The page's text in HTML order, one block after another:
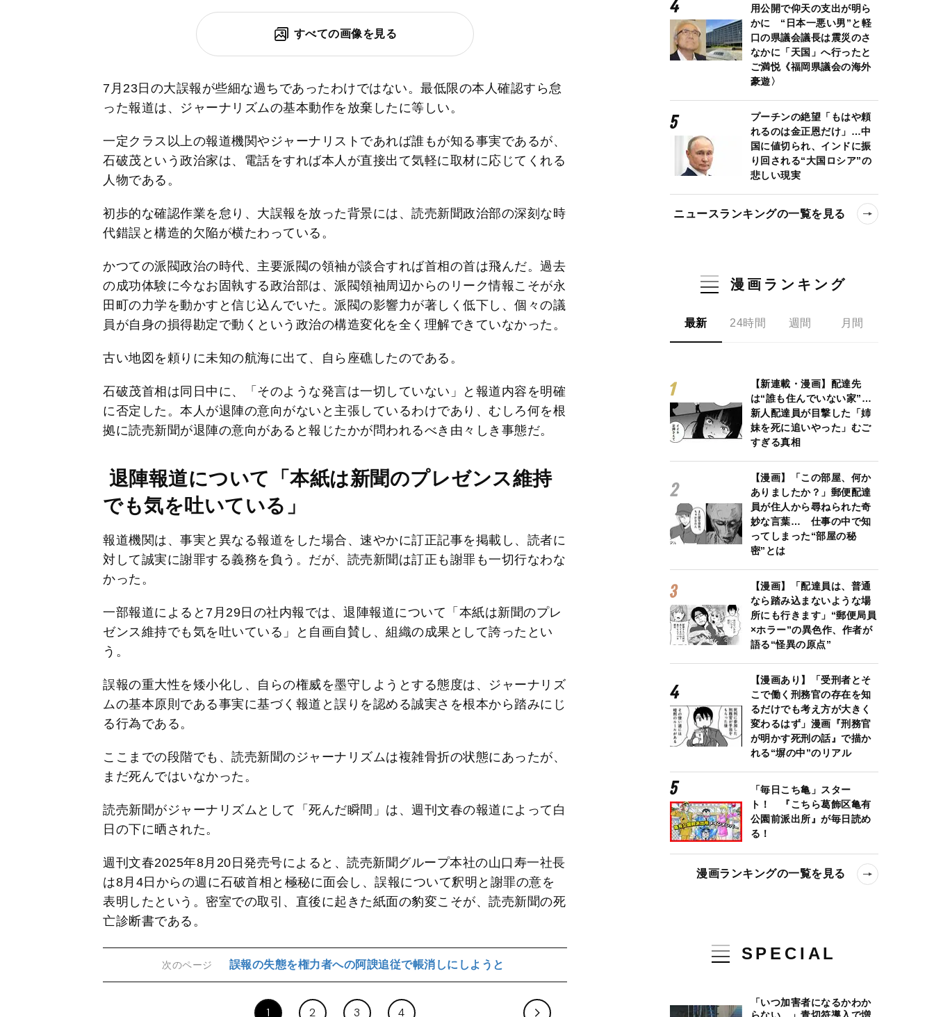
すべての画像を見る
7月23日の大誤報が些細な過ちであったわけではない。最低限の本人確認すら怠
った報道は、ジャーナリズムの基本動作を放棄したに等しい。
一定クラス以上の報道機関やジャーナリストであれば誰もが知る事実であるが、
石破茂という政治家は、電話をすれば本人が直接出て気軽に取材に応じてくれる
人物である。
初歩的な確認作業を怠り、大誤報を放った背景には、読売新聞政治部の深刻な時
代錯誤と構造的欠陥が横たわっている。
かつての派閥政治の時代、主要派閥の領袖が談合すれば首相の首は飛んだ。過去
の成功体験に今なお固執する政治部は、派閥領袖周辺からのリーク情報こそが永
田町の力学を動かすと信じ込んでいた。派閥の影響力が著しく低下し、個々の議
員が自身の損得勘定で動くという政治の構造変化を全く理解できていなかった。
古い地図を頼りに未知の航海に出て、自ら座礁したのである。
石破茂首相は同日中に、「そのような発言は一切していない」と報道内容を明確
に否定した。本人が退陣の意向がないと主張しているわけであり、むしろ何を根
拠に読売新聞が退陣の意向があると報じたかが問われるべき由々しき事態だ。
退陣報道について「本紙は新聞のプレゼンス維持
でも気を吐いている」
報道機関は、事実と異なる報道をした場合、速やかに訂正記事を掲載し、読者に
対して誠実に謝罪する義務を負う。だが、読売新聞は訂正も謝罪も一切行なわな
かった。
一部報道によると7月29日の社内報では、退陣報道について「本紙は新聞のプレ
ゼンス維持でも気を吐いている」と自画自賛し、組織の成果として誇ったとい
う。
誤報の重大性を矮小化し、自らの権威を墨守しようとする態度は、ジャーナリズ
ムの基本原則である事実に基づく報道と誤りを認める誠実さを根本から踏みにじ
る行為である。
ここまでの段階でも、読売新聞のジャーナリズムは複雑骨折の状態にあったが、
まだ死んではいなかった。
読売新聞がジャーナリズムとして「死んだ瞬間」は、週刊文春の報道によって白
日の下に晒された。
週刊文春2025年8月20日発売号によると、読売新聞グループ本社の山口寿一社長
は8月4日からの週に石破首相と極秘に面会し、誤報について釈明と謝罪の意を
表明したという。密室での取引、直後に起きた紙面の豹変こそが、読売新聞の死
亡診断書である。
次のページ 誤報の失態を権力者への阿諛追従で帳消しにしようと
1 2 3 4
用公開で仰天の支出が明ら
かに “日本一悪い男”と軽
口の県議会議長は震災のさ
なかに「天国」へ行ったと
ご満悦《福岡県議会の海外
豪遊〉
プーチンの絶望「もはや頼
れるのは金正恩だけ」…中
国に値切られ、インドに振
り回される“大国ロシア”の
悲しい現実
ニュースランキングの一覧を見る
漫画ランキング
最新 24時間 週間 月間
【新連載・漫画】配達先
は“誰も住んでいない家”…
新人配達員が目撃した「姉
妹を死に追いやった」むご
すぎる真相
【漫画】「この部屋、何か
ありましたか？」郵便配達
員が住人から尋ねられた奇
妙な言葉… 仕事の中で知
ってしまった“部屋の秘
密”とは
【漫画】「配達員は、普通
なら踏み込まないような場
所にも行きます」“郵便局員
×ホラー”の異色作、作者が
語る“怪異の原点”
【漫画あり】「受刑者とそ
こで働く刑務官の存在を知
るだけでも考え方が大きく
変わるはず」漫画『刑務官
が明かす死刑の話』で描か
れる“塀の中”のリアル
「毎日こち亀」スター
ト！ 『こちら葛飾区亀有
公園前派出所』が毎日読め
る！
漫画ランキングの一覧を見る
SPECIAL
「いつ加害者になるかわか
らない…」青切符導入で増